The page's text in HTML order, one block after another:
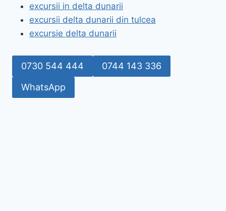
excursii in delta dunarii
excursii delta dunarii din tulcea
excursie delta dunarii
0730 544 444 0744 143 336
WhatsApp